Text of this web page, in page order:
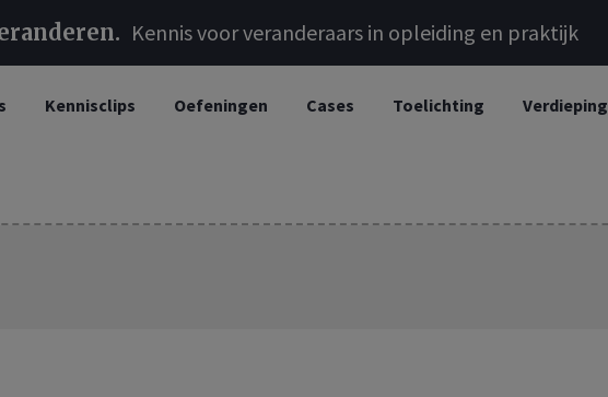
Kennis voor veranderaars in opleiding en praktijk
Kennisclips Oefeningen Cases Toelichting Verdieping